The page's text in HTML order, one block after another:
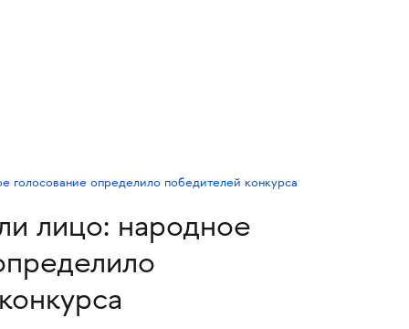
лицо: народное